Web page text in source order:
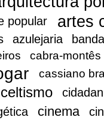
popular artes
azulejaria
cabra-montês
cassiano
celtismo
cinema